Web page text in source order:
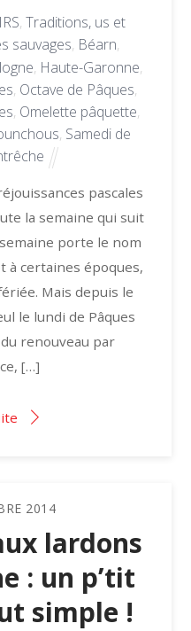
, Traditions, us et
sauvages, Béarn,
, Haute-Garonne,
, Octave de Pâques,
, Omelette pâquette,
, Samedi de
pascales
la semaine qui suit
porte le nom
à certaines époques,
Mais depuis le
le lundi de Pâques
renouveau par
[…]
2014
lardons
: un p’tit
simple !